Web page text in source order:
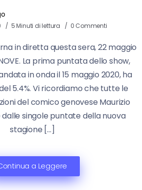
5 Minuti di lettura 0 Commenti
in diretta questa sera, 22 maggio
La prima puntata dello show,
in onda il 15 maggio 2020, ha
5.4%. Vi ricordiamo che tutte le
del comico genovese Maurizio
singole puntate della nuova
stagione […]
a Leggere